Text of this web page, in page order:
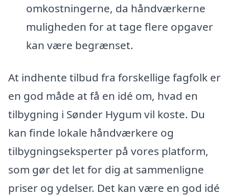
omkostningerne, da håndværkerne
muligheden for at tage flere opgaver
kan være begrænset.
At indhente tilbud fra forskellige fagfolk er
en god måde at få en idé om, hvad en
tilbygning i Sønder Hygum vil koste. Du
kan finde lokale håndværkere og
tilbygningseksperter på vores platform,
som gør det let for dig at sammenligne
priser og ydelser. Det kan være en god idé